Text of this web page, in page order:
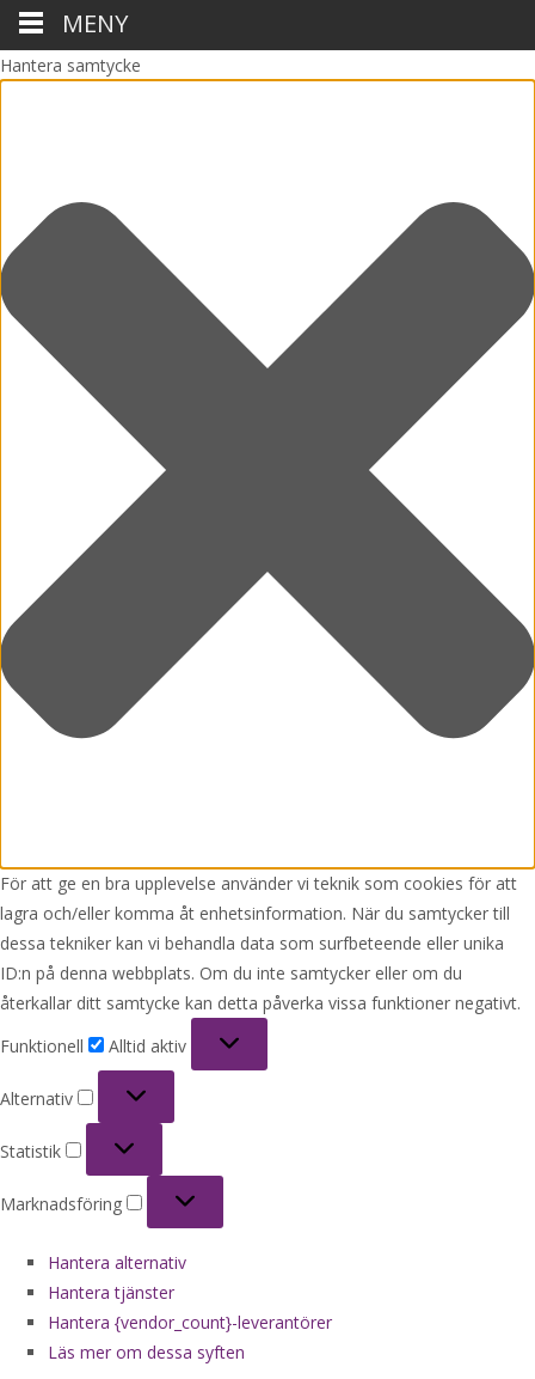
Hantera samtycke
För att ge en bra upplevelse använder vi teknik som cookies för att
lagra och/eller komma åt enhetsinformation. När du samtycker till
dessa tekniker kan vi behandla data som surfbeteende eller unika
ID:n på denna webbplats. Om du inte samtycker eller om du
återkallar ditt samtycke kan detta påverka vissa funktioner negativt.
Funktionell
Alltid aktiv
Alternativ
Statistik
Marknadsföring
Hantera alternativ
Hantera tjänster
Hantera {vendor_count}-leverantörer
Läs mer om dessa syften
MENY